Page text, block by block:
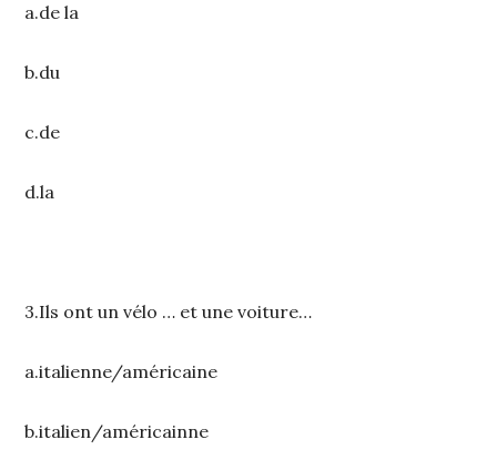
a.de la
b.du
c.de
d.la
3.Ils ont un vélo … et une voiture…
a.italienne/américaine
b.italien/américainne